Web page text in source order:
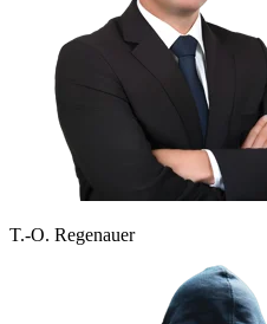
T.-O. Regenauer